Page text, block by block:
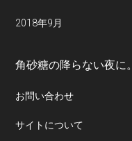
2018年9月
角砂糖の降らない夜に。
お問い合わせ
サイトについて